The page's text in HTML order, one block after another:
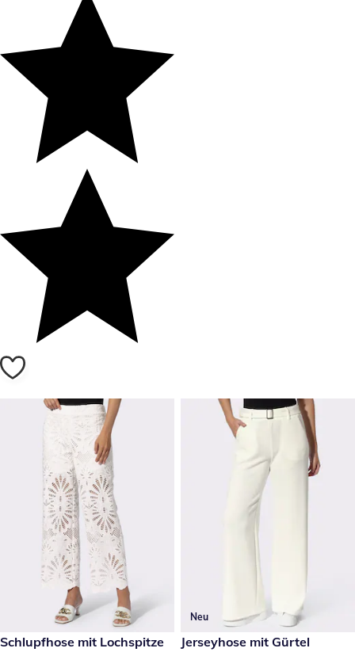
79,99 €
Schlupfhose mit Lochspitze
Neu
59,99 €
Jerseyhose mit Gürtel